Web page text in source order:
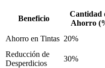
Beneficio
Cantidad
Ahorro
Ahorro en Tintas 20%
Reducción de
Desperdicios
30%